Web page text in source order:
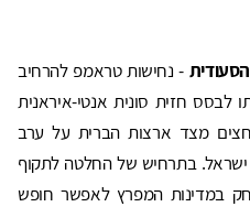
- נחישות טראמפ להרחיב
חזית סונית אנטי-איראנית
מצד ארצות הברית על ערב
ישראל. בתרחיש של החלטה לתקוף
במדינות המפרץ לאפשר חופש